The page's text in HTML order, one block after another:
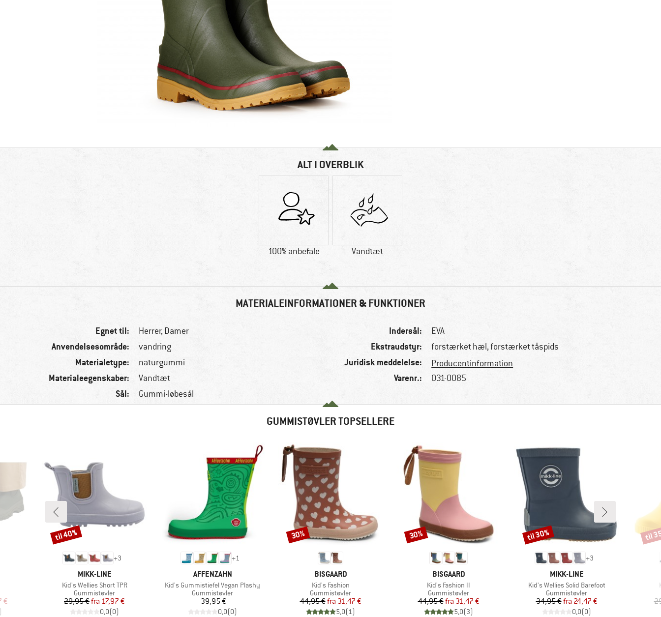
ALT I OVERBLIK
100% anbefale Vandtæt
MATERIALEINFORMATIONER & FUNKTIONER
Egnet til: Herrer, Damer
Anvendelsesområde: vandring
Materialetype: naturgummi
Materialeegenskaber: Vandtæt
Sål: Gummi-løbesål
Indersål: EVA
Ekstraudstyr: forstærket hæl, forstærket tåspids
Juridisk meddelelse: Producentinformation
Varenr.: 031-0085
GUMMISTØVLER TOPSELLERE
€
+3
MÆRKE
MIKK-LINE
Artikel
Kid's Wellies Short TPR
Produktgruppe
Gummistøvler
Pris
29,95 € Nedsat pris
fra 17,97 €
0,0(0)
Rabat
til 40%
+1
MÆRKE
AFFENZAHN
Artikel
Kid's Gummistiefel Vegan Plashy
Produktgruppe
Gummistøvler
Pris
39,95 €
0,0(0)
MÆRKE
BISGAARD
Artikel
Kid's Fashion
Produktgruppe
Gummistøvler
Pris
44,95 € Nedsat pris
fra 31,47 €
5,0(1)
Rabat
30%
MÆRKE
BISGAARD
Artikel
Kid's Fashion II
Produktgruppe
Gummistøvler
Pris
44,95 € Nedsat pris
fra 31,47 €
5,0(3)
Rabat
30%
+3
MÆRKE
MIKK-LINE
Artikel
Kid's Wellies Solid Barefoot
Produktgruppe
Gummistøvler
Pris
34,95 € Nedsat pris
fra 24,47 €
0,0(0)
Rabat
til 30% Rabat
til